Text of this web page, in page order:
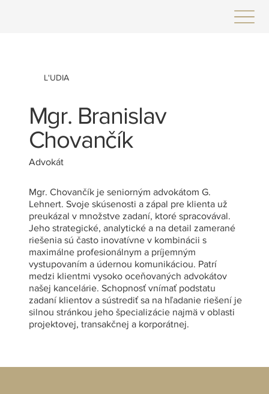
L'UDIA
Mgr. Branislav
Chovančík
Advokát
Mgr. Chovančík je seniorným advokátom G.
Lehnert. Svoje skúsenosti a zápal pre klienta už
preukázal v množstve zadaní, ktoré spracovával.
Jeho strategické, analytické a na detail zamerané
riešenia sú často inovatívne v kombinácii s
maximálne profesionálnym a príjemným
vystupovaním a údernou komunikáciou. Patrí
medzi klientmi vysoko oceňovaných advokátov
našej kancelárie. Schopnosť vnímať podstatu
zadaní klientov a sústrediť sa na hľadanie riešení je
silnou stránkou jeho špecializácie najmä v oblasti
projektovej, transakčnej a korporátnej.